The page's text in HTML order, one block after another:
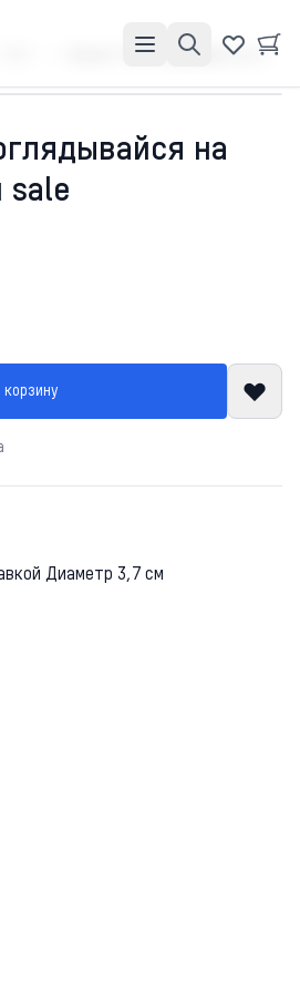
Значок "Не оглядывайся на зад" черный sale
на
sale
корзину
Диаметр 3,7 см